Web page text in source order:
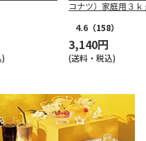
コナツ）家庭用３ｋ
4.6 （158）
3,140円
(送料・税込)